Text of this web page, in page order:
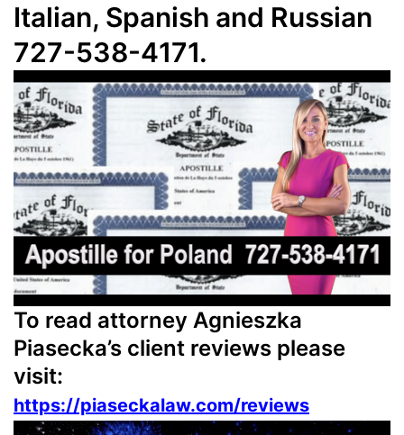
Italian, Spanish and Russian
727-538-4171.
To read attorney Agnieszka
Piasecka’s client reviews please
visit:
https://piaseckalaw.com/reviews